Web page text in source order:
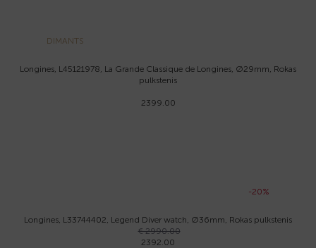
DIMANTS
Longines, L45121978, La Grande Classique de Longines, Ø29mm, Rokas
pulkstenis
2399.00
-20%
Longines, L33744402, Legend Diver watch, Ø36mm, Rokas pulkstenis
€ 2990.00
2392.00